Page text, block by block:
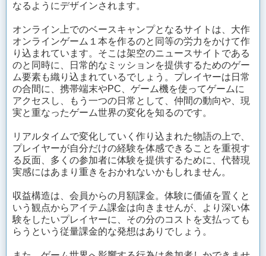
なるようにデザインされます。
オンライン上でのベースキャンプとなるサイトは、大作
オンラインゲーム１本を作るのと同等の労力をかけて作
り込まれています。そこは架空のニュースサイトである
のと同時に、日常的なミッションを提供するためのゲー
ム要素も織り込まれているでしょう。プレイヤーは日常
の合間に、携帯端末やPC、ゲーム機を使ってゲームに
アクセスし、もう一つの日常として、仲間の動向や、現
実と重なったゲーム世界の変化を知るのです。
リアルタイムで変化していく作り込まれた物語の上で、
プレイヤーが自分だけの経験を体感できることを重視す
る反面、多くの参加者に体験を提供するために、代替現
実感にはあまり重きをおかれないかもしれません。
収益構造は、会員からの月額課金。体験に価値を置くと
いう観点からアイテム課金は向きませんが、より深い体
験をしたいプレイヤーに、その分のコストを支払っても
らうという従量課金的な発想はありでしょう。